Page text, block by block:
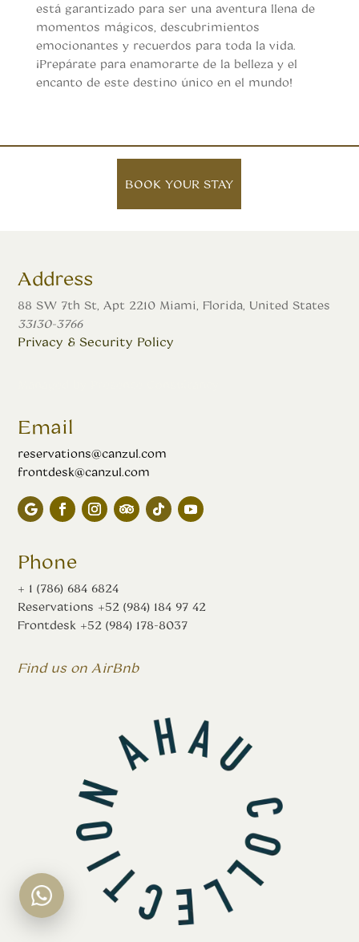
está garantizado para ser una aventura llena de
momentos mágicos, descubrimientos
emocionantes y recuerdos para toda la vida.
¡Prepárate para enamorarte de la belleza y el
encanto de este destino único en el mundo!
BOOK YOUR STAY
Address
88 SW 7th St, Apt 2210 Miami, Florida, United States
33130-3766
Privacy & Security Policy
Email
reservations@canzul.com
frontdesk@canzul.com
Phone
+ 1 (786) 684 6824
Reservations +52 (984) 184 97 42
Frontdesk +52 (984) 178-8037
Find us on AirBnb